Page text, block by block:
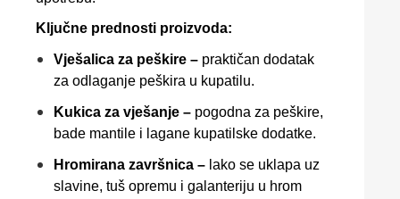
Ključne prednosti proizvoda:
Vješalica za peškire – praktičan dodatak
za odlaganje peškira u kupatilu.
Kukica za vješanje – pogodna za peškire,
bade mantile i lagane kupatilske dodatke.
Hromirana završnica – lako se uklapa uz
slavine, tuš opremu i galanteriju u hrom